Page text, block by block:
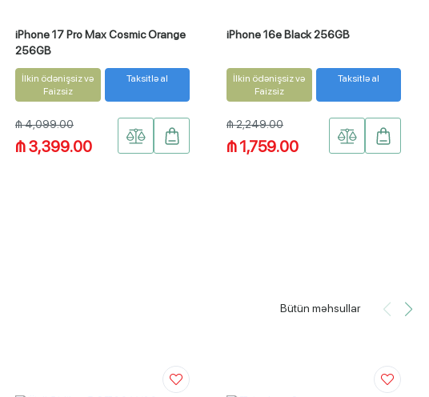
iPhone 17 Pro Max Cosmic Orange
256GB
İlkin ödənişsiz və
Faizsiz
Taksitlə al
₼ 4,099.00
₼ 3,399.00
iPhone 16e Black 256GB
İlkin ödənişsiz və
Faizsiz
Taksitlə al
₼ 2,249.00
₼ 1,759.00
Bütün məhsullar